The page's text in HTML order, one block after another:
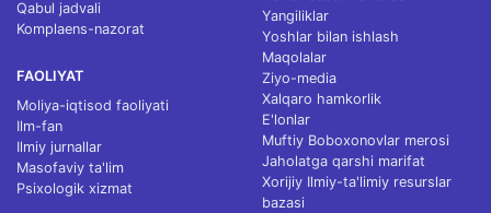
Qabul jadvali
Komplaens-nazorat
FAOLIYAT
Moliya-iqtisod faoliyati
Ilm-fan
Ilmiy jurnallar
Masofaviy ta'lim
Psixologik xizmat
Yangiliklar
Yoshlar bilan ishlash
Maqolalar
Ziyo-media
Xalqaro hamkorlik
E'lonlar
Muftiy Boboxonovlar merosi
Jaholatga qarshi marifat
Xorijiy Ilmiy-ta'limiy resurslar
bazasi